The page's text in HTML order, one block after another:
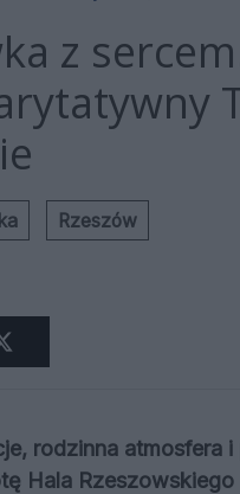
z
Rzeszów
rodzinna atmosfera
Hala